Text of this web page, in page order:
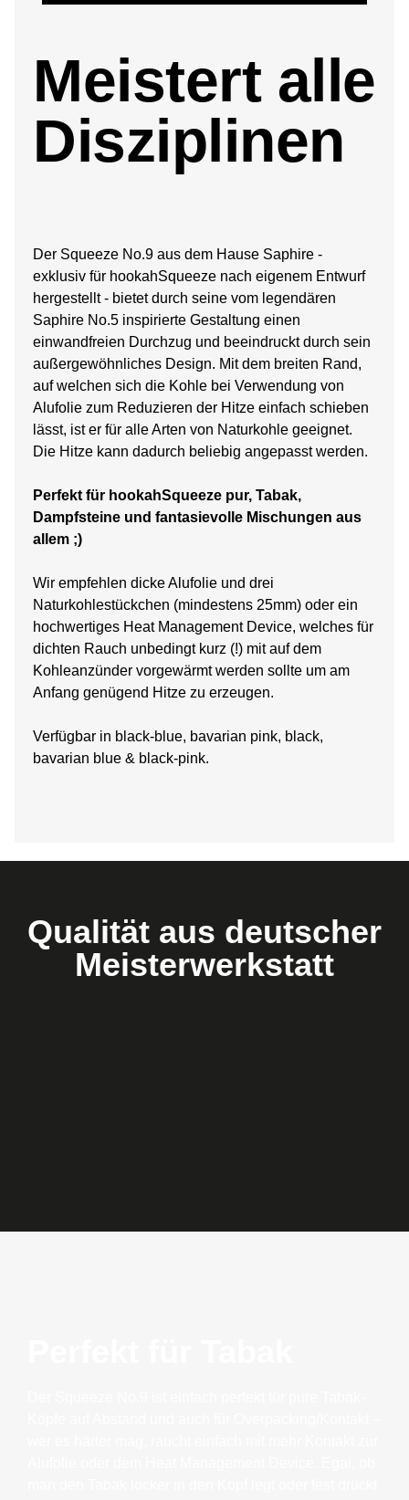
Meistert alle
Disziplinen
Der Squeeze No.9 aus dem Hause Saphire -
exklusiv für hookahSqueeze nach eigenem Entwurf
hergestellt - bietet durch seine vom legendären
Saphire No.5 inspirierte Gestaltung einen
einwandfreien Durchzug und beeindruckt durch sein
außergewöhnliches Design. Mit dem breiten Rand,
auf welchen sich die Kohle bei Verwendung von
Alufolie zum Reduzieren der Hitze einfach schieben
lässt, ist er für alle Arten von Naturkohle geeignet.
Die Hitze kann dadurch beliebig angepasst werden.
Perfekt für hookahSqueeze pur, Tabak,
Dampfsteine und fantasievolle Mischungen aus
allem ;)
Wir empfehlen dicke Alufolie und drei
Naturkohlestückchen (mindestens 25mm) oder ein
hochwertiges Heat Management Device, welches für
dichten Rauch unbedingt kurz (!) mit auf dem
Kohleanzünder vorgewärmt werden sollte um am
Anfang genügend Hitze zu erzeugen.
Verfügbar in black-blue, bavarian pink, black,
bavarian blue & black-pink.
Qualität aus deutscher
Meisterwerkstatt